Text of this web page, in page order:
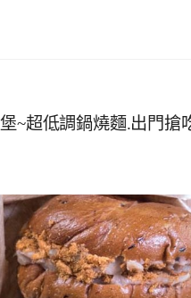
~超低調鍋燒麵.出門搶